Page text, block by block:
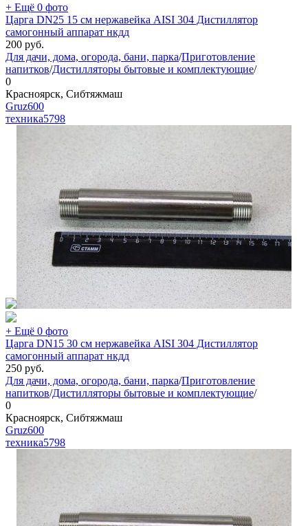
+ Ещё 0 фото
Царга DN25 15 см нержавейка AISI 304 Дистиллятор
самогонный аппарат нкдд
200 руб.
Для дачи, дома, огорода, бани, парка/Приготовление
напитков/Дистилляторы бытовые и комплектующие/
0
Красноярск, Сибтяжмаш
Gruz600
техника5798
+ Ещё 0 фото
Царга DN15 30 см нержавейка AISI 304 Дистиллятор
самогонный аппарат нкдд
250 руб.
Для дачи, дома, огорода, бани, парка/Приготовление
напитков/Дистилляторы бытовые и комплектующие/
0
Красноярск, Сибтяжмаш
Gruz600
техника5798